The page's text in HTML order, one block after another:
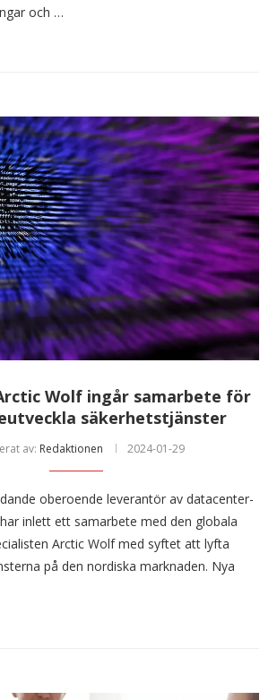
och …
Wolf ingår samarbete för
säkerhetstjänster
av: Redaktionen 2024-01-29
oberoende leverantör av datacenter-
inlett ett samarbete med den globala
Arctic Wolf med syftet att lyfta
på den nordiska marknaden. Nya